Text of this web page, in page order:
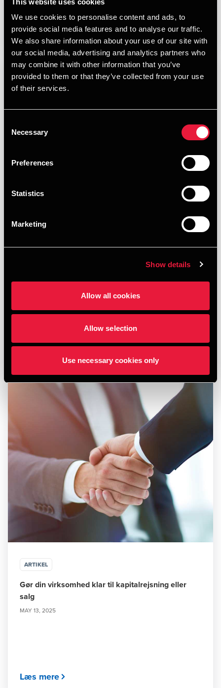
We use cookies to personalise content and ads, to
provide social media features and to analyse our traffic.
We also share information about your use of our site with
our social media, advertising and analytics partners who
may combine it with other information that you’ve
provided to them or that they’ve collected from your use
of their services.
Selection
Necessary
Preferences
Statistics
Marketing
Show details
Allow all cookies
Allow selection
Use necessary cookies only
Læs mere
Fra startup til international ekspansion
ARTIKEL
Gør din virksomhed klar til kapitalrejsning eller
salg
MAY 13, 2025
Læs mere